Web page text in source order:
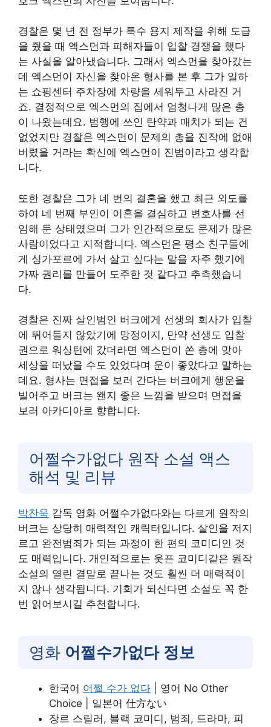
경찰은 몇 년 전 정부가 특수 용지 제작을 위해 도급
을 줬을 때 엑스먼과 피해자들이 입찰 경쟁을 했다
는 사실을 알아냈습니다. 그래서 엑스먼을 찾아갔는
데 엑스먼이 자신을 찾아온 형사를 본 후 그가 일하
는 쇼핑센터 주차장에 차량을 세워두고 사라진 거
죠. 결정적으로 엑스먼의 집에서 엄청나게 많은 총
이 나왔는데요. 범행에 쓰인 탄약과 매치가 되는 건
없었지만 경찰은 엑스먼이 문제의 총을 진작에 없애
버렸을 거라는 확신에 엑스먼이 진범이라고 생각합
니다.
또한 경찰은 그가 네 번의 결혼을 했고 최근 외도를
하여 네 번째 부인이 이혼을 결심하고 변호사를 선
임해 둔 상태였으며 그가 인간적으로도 문제가 많은
사람이었다고 지적합니다. 엑스먼은 평소 친구들에
게 싱가포르에 가서 살고 싶다는 말을 자주 했기에
가짜 권리를 만들어 도주한 것 같다고 추측했습니
다.
경찰은 진짜 살인범인 버크에게 선생의 회사가 입찰
에 뛰어들지 않았기에 망정이지, 만약 선생도 입찰
권으로 워싱턴에 갔더라면 엑스먼이 쏜 총에 맞아
세상을 떠났을 수도 있었다며 운이 좋았다고 말하는
데요. 형사는 면접을 보러 간다는 버크에게 행운을
빌어주고 버크는 왠지 좋은 느낌을 받으며 면접을
보러 아카디아로 향합니다.
어쩔수가없다 원작 소설 액스
해석 및 리뷰
박찬욱 감독 영화 어쩔수가없다와는 다르게 원작의
버크는 상당히 매력적인 캐릭터입니다. 살인을 저지
르고 완전범죄가 되는 과정이 한 편의 코미디인 것
도 매력입니다. 개인적으로는 웃픈 코미디같은 원작
소설의 열린 결말로 끝나는 것도 훨씬 더 매력적이
지 않나 생각됩니다. 기회가 되신다면 소설도 꼭 한
번 읽어보시길 추천합니다.
영화 어쩔수가없다 정보
한국어 어쩔 수가 없다 | 영어 No Other
Choice | 일본어 仕方ない
장르 스릴러, 블랙 코미디, 범죄, 드라마, 피